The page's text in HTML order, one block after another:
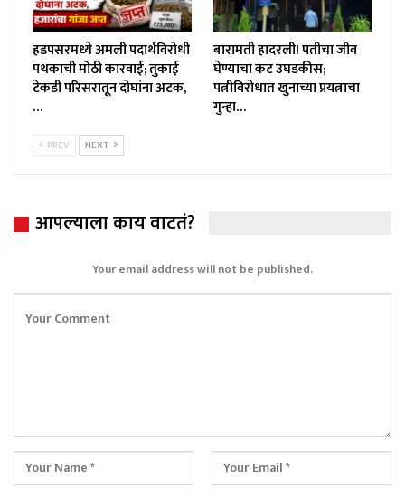
हडपसरमध्ये अमली पदार्थविरोधी
पथकाची मोठी कारवाई; तुकाई
टेकडी परिसरातून दोघांना अटक,
…
बारामती हादरली! पतीचा जीव
घेण्याचा कट उघडकीस;
पत्नीविरोधात खुनाच्या प्रयत्नाचा
गुन्हा…
PREV NEXT
आपल्याला काय वाटतं?
Your email address will not be published.